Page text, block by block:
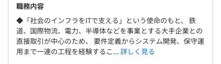
職務内容
◆「社会のインフラをITで支える」という使命のもと、 鉄
道、国際物流、電力、半導体などを事業とする大手企業との
直接取引が中心のため、 要件定義からシステム開発、保守運
用まで一連の工程を経験するこ... 詳しく見る